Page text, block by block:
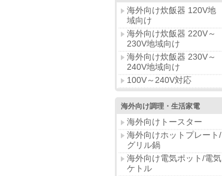
海外向け炊飯器 120V地
域向け
海外向け炊飯器 220V～
230V地域向け
海外向け炊飯器 230V～
240V地域向け
100V～240V対応
海外向け調理・生活家電
海外向けトースター
海外向けホットプレート/
グリル鍋
海外向け電気ポット/電気
ケトル